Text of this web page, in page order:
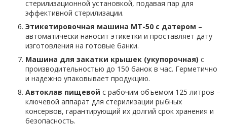
стерилизационной установкой, подавая пар для
эффективной стерилизации.
Этикетировочная машина MT-50 с датером –
автоматически наносит этикетки и проставляет дату
изготовления на готовые банки.
Машина для закатки крышек (укупорочная) с
производительностью до 150 банок в час. Герметично
и надежно упаковывает продукцию.
Автоклав пищевой с рабочим объемом 125 литров –
ключевой аппарат для стерилизации рыбных
консервов, гарантирующий их долгий срок хранения и
безопасность.